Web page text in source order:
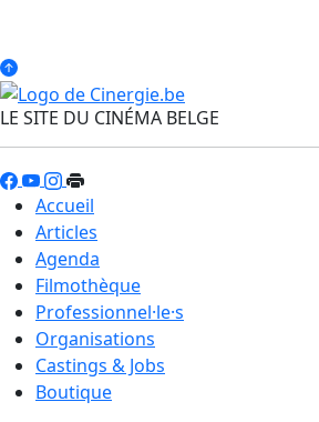
LE SITE DU CINÉMA BELGE
Accueil
Articles
Agenda
Filmothèque
Professionnel·le·s
Organisations
Castings & Jobs
Boutique